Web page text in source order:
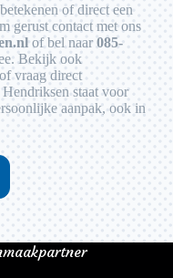
of direct een
gerust contact met ons
of bel naar085-
Bekijk ook
of vraag direct
staat voor
aanpak, ook in